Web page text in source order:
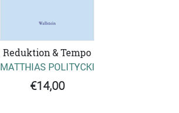
Reduktion & Tempo
MATTHIAS POLITYCKI
€14,00